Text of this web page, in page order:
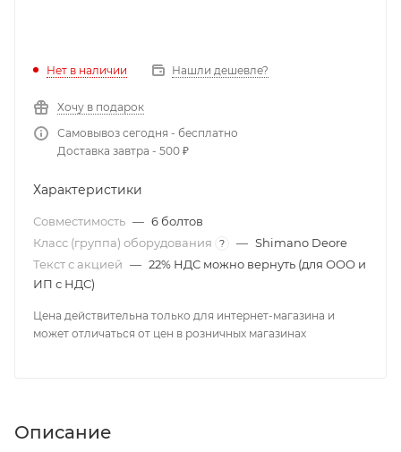
Нет в наличии Нашли дешевле?
Хочу в подарок
Самовывоз сегодня - бесплатно
Доставка завтра - 500 ₽
Характеристики
Совместимость — 6 болтов
Класс (группа) оборудования
? — Shimano Deore
Текст с акцией — 22% НДС можно вернуть (для ООО и
ИП с НДС)
Цена действительна только для интернет-магазина и
может отличаться от цен в розничных магазинах
Описание